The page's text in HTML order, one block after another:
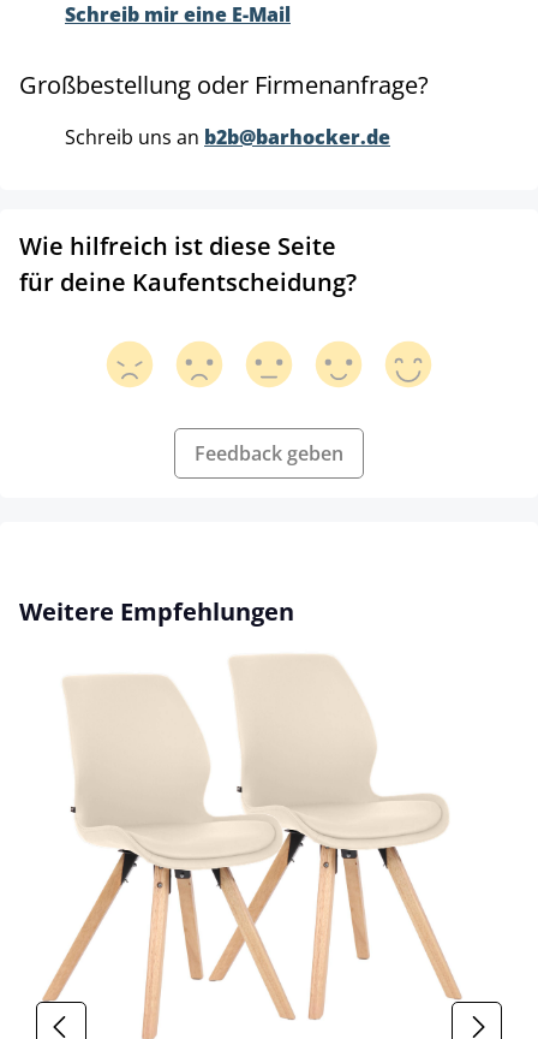
Schreib mir eine E-Mail
Großbestellung oder Firmenanfrage?
Schreib uns an b2b@barhocker.de
Wie hilfreich ist diese Seite
für deine Kaufentscheidung?
Feedback geben
Produktgalerie überspringen
Weitere Empfehlungen